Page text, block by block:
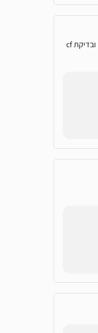
בעלי אין לו תאי זרע בכלל 0 נפח 0.8 התנזלות תקינת הזרע ועשה בדיקת הזרע פעמים אותו דבר וגם בדיקת קריוטיפ ובדיקת cf